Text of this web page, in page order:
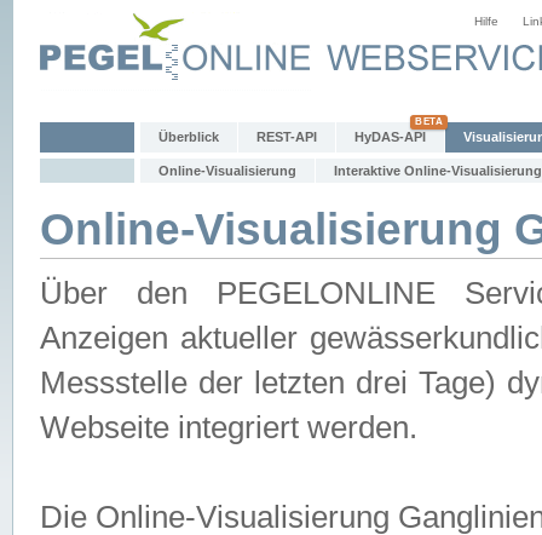
Hilfe
Überblick REST-API HyDAS-API
Online-Visualisierung Interaktive Online-Visualisierung
Online-Visualisierung
Über den PEGELONLINE
Anzeigen aktueller
Messstelle der letzten drei Tage)
Webseite integriert werden.
Die Online-Visualisierung